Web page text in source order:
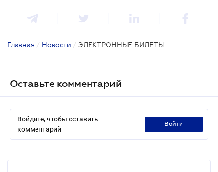
Главная / Новости / ЭЛЕКТРОННЫЕ БИЛЕТЫ
Оставьте комментарий
Войдите, чтобы оставить
комментарий
войти